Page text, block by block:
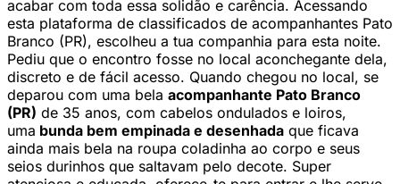
acabar com toda essa solidão e carência. Acessando
esta plataforma de classificados de acompanhantes Pato
Branco (PR), escolheu a tua companhia para esta noite.
Pediu que o encontro fosse no local aconchegante dela,
discreto e de fácil acesso. Quando chegou no local, se
deparou com uma bela acompanhante Pato Branco
(PR) de 35 anos, com cabelos ondulados e loiros,
uma bunda bem empinada e desenhada que ficava
ainda mais bela na roupa coladinha ao corpo e seus
seios durinhos que saltavam pelo decote. Super